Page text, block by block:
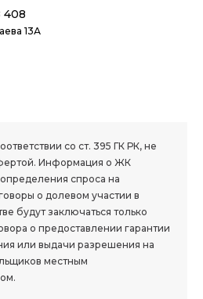
13А
со ст. 395 ГК РК, не
Информация о ЖК
спроса на
о долевом участии в
будут заключаться только
о предоставлении гарантии
или выдачи разрешения на
местным